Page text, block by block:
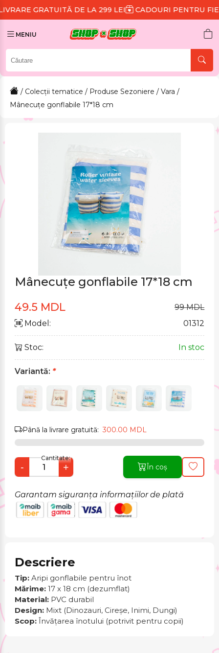
DE LA 299 LEI CADOURI PENTRU FIECARE
MENIU
/ Colecții tematice / Produse Sezoniere / Vara /
Mânecuțe gonflabile 17*18 cm
Mânecuțe gonflabile 17*18 cm
49.5 MDL
99 MDL
Model:
01312
Stoc: In stoc
Variantă: *
Până la livrare gratuită:300.00 MDL
Cantitate:
- + În coș
Garantam siguranța informațiilor de plată
Descriere
Tip: Aripi gonflabile pentru înot
Mărime: 17 x 18 cm (dezumflat)
Material: PVC durabil
Design: Mixt (Dinozauri, Cireșe, Inimi, Dungi)
Scop: Învățarea înotului (potrivit pentru copii)